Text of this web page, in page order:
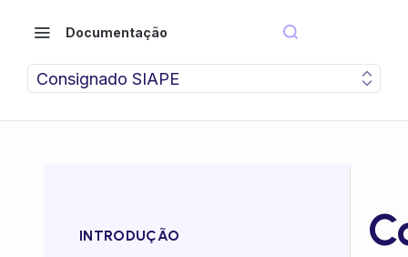
Documentação
Consignado SIAPE
INTRODUÇÃO